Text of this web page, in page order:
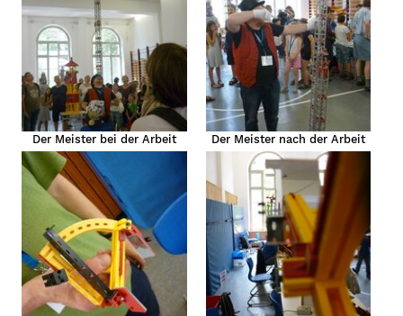
Der Meister bei der Arbeit Der Meister nach der Arbeit